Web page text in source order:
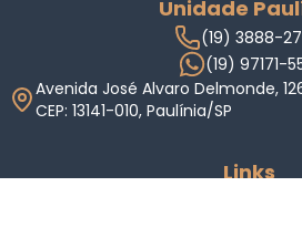
Unidade
(19) 3888-
(19) 97171-
Avenida José Alvaro Delmonde,
CEP: 13141-010, Paulínia/SP
Links